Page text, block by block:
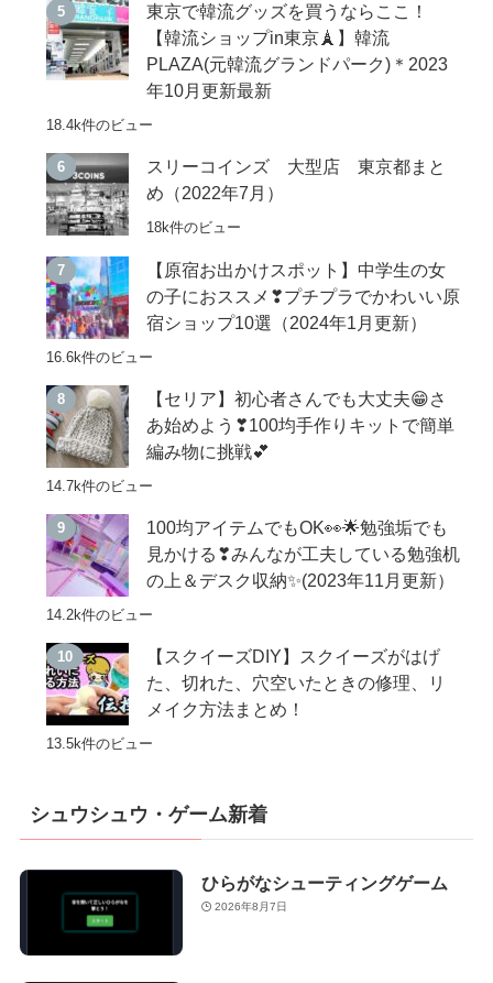
東京で韓流グッズを買うならここ！
【韓流ショップin東京🗼】韓流
PLAZA(元韓流グランドパーク)＊2023
年10月更新最新
18.4k件のビュー
スリーコインズ 大型店 東京都まと
め（2022年7月）
18k件のビュー
【原宿お出かけスポット】中学生の女
の子におススメ❣プチプラでかわいい原
宿ショップ10選（2024年1月更新）
16.6k件のビュー
【セリア】初心者さんでも大丈夫😁さ
あ始めよう❣100均手作りキットで簡単
編み物に挑戦💕
14.7k件のビュー
100均アイテムでもOK👀🌟勉強垢でも
見かける❣みんなが工夫している勉強机
の上＆デスク収納✨(2023年11月更新）
14.2k件のビュー
【スクイーズDIY】スクイーズがはげ
た、切れた、穴空いたときの修理、リ
メイク方法まとめ！
13.5k件のビュー
シュウシュウ・ゲーム新着
ひらがなシューティングゲーム
2026年8月7日